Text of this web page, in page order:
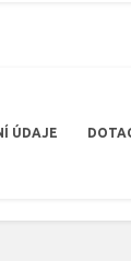
ÚDAJE